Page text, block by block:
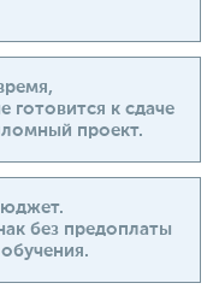
готовится к сдаче
проект.
без предоплаты